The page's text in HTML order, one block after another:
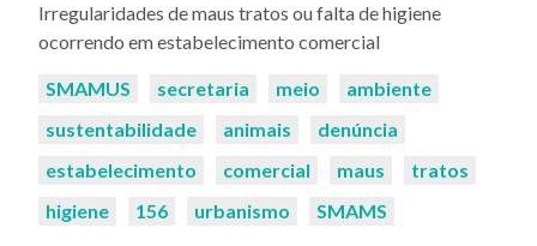
Irregularidades de maus tratos ou falta de higiene
ocorrendo em estabelecimento comercial
Palavras-
SMAMUS secretaria meio
ambiente
sustentabilidade
animais
denúncia
estabelecimento
comercial maus
tratos
higiene
156 urbanismo SMAMS